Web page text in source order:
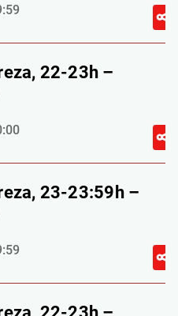
22-23h –
23-23:59h –